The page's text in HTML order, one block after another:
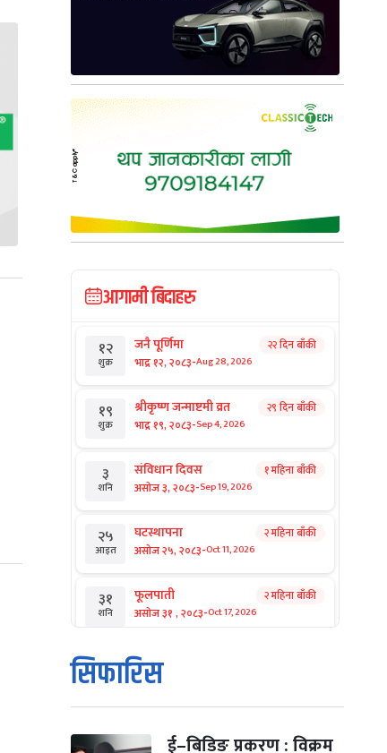
आगामी बिदाहरु
१२
शुक्र
जनै पूर्णिमा
भाद्र १२, २०८३-Aug 28, 2026
२२ दिन बाँकी
१९
शुक्र
श्रीकृष्ण जन्माष्टमी व्रत
भाद्र १९, २०८३-Sep 4, 2026
२९ दिन बाँकी
३
शनि
संविधान दिवस
असोज ३, २०८३-Sep 19, 2026
१ महिना बाँकी
२५
आइत
घटस्थापना
असोज २५, २०८३-Oct 11, 2026
२ महिना बाँकी
३१
शनि
फूलपाती
असोज ३१ , २०८३-Oct 17, 2026
२ महिना बाँकी
१
आइत
कार्तिक सङ्क्रान्ति
कार्तिक १, २०८३
मंगल कार्तिक ३, २०८३-Oct 20, 2026
सिफारिस
ई–बिडिङ प्रकरण : विक्रम